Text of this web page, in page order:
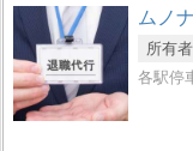
ムノ
所有者
各駅停